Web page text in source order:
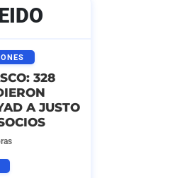
328
A JUSTO